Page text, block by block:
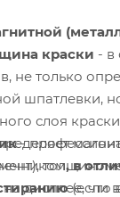
краски - в
не только
шпатлевки,
слоя
дисплее, что
-
,в
(если вы активно